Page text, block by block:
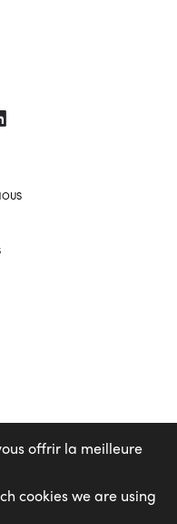
offrir la meilleure
cookies we are using